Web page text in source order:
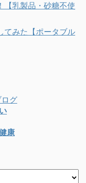
【乳製品・砂糖不使
てみた【ポータブル
康